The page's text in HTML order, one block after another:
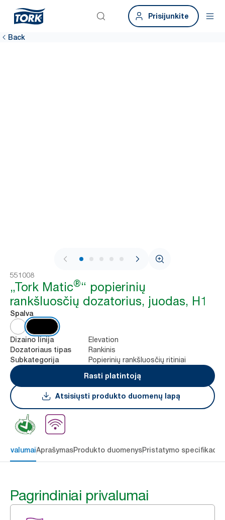
Prisijunkite
Back
1 / 9
551008
„Tork Matic®“ popierinių
rankšluosčių dozatorius, juodas, H1
Spalva
Dizaino linija Elevation
Dozatoriaus tipas Rankinis
Subkategorija
Popierinių rankšluosčių ritiniai
Rasti platintoją
Atsisiųsti produkto duomenų lapą
AprašymasProdukto duomenysPristatymo
Pagrindiniai privalumai